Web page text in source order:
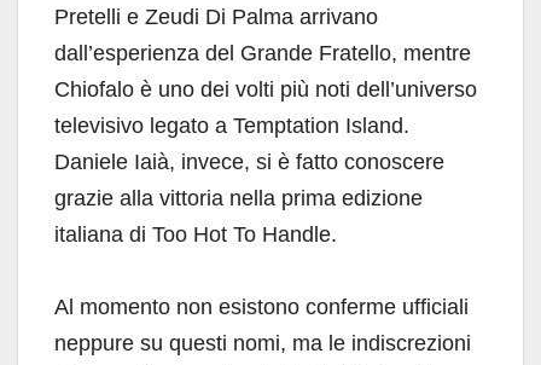
Pretelli e Zeudi Di Palma arrivano
dall’esperienza del Grande Fratello, mentre
Chiofalo è uno dei volti più noti dell’universo
televisivo legato a Temptation Island.
Daniele Iaià, invece, si è fatto conoscere
grazie alla vittoria nella prima edizione
italiana di Too Hot To Handle.
Al momento non esistono conferme ufficiali
neppure su questi nomi, ma le indiscrezioni